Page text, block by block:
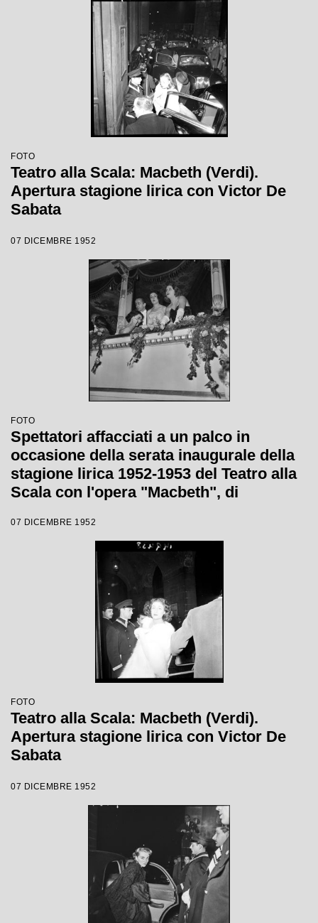
FOTO
Teatro alla Scala: Macbeth (Verdi).
Apertura stagione lirica con Victor De
Sabata
07 DICEMBRE 1952
FOTO
Spettatori affacciati a un palco in
occasione della serata inaugurale della
stagione lirica 1952-1953 del Teatro alla
Scala con l'opera "Macbeth", di
Sabata, con la regia di Carl Ebert
07 DICEMBRE 1952
FOTO
Teatro alla Scala: Macbeth (Verdi).
Apertura stagione lirica con Victor De
Sabata
07 DICEMBRE 1952